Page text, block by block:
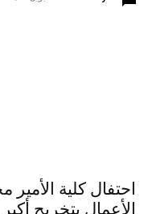
احتفال كلية
الأعمال بتخريج